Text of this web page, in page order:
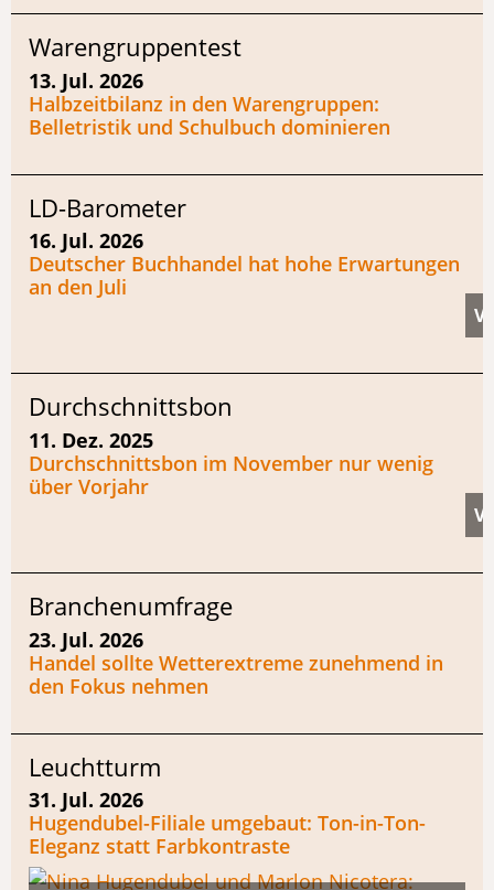
Warengruppentest
13. Jul. 2026
Halbzeitbilanz in den Warengruppen:
Belletristik und Schulbuch dominieren
LD-Barometer
16. Jul. 2026
Deutscher Buchhandel hat hohe Erwartungen
an den Juli
Durchschnittsbon
11. Dez. 2025
Durchschnittsbon im November nur wenig
über Vorjahr
Branchenumfrage
23. Jul. 2026
Handel sollte Wetterextreme zunehmend in
den Fokus nehmen
Leuchtturm
31. Jul. 2026
Hugendubel-Filiale umgebaut: Ton-in-Ton-
Eleganz statt Farbkontraste